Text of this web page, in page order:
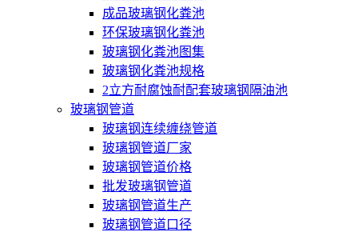
成品玻璃钢化粪池
环保玻璃钢化粪池
玻璃钢化粪池图集
玻璃钢化粪池规格
2立方耐腐蚀耐配套玻璃钢隔油池
玻璃钢管道
玻璃钢连续缠绕管道
玻璃钢管道厂家
玻璃钢管道价格
批发玻璃钢管道
玻璃钢管道生产
玻璃钢管道口径